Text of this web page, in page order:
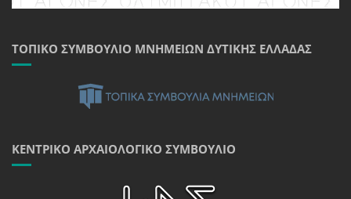
ΤΟΠΙΚΌ ΣΥΜΒΟΎΛΙΟ ΜΝΗΜΕΊΩΝ ΔΥΤΙΚΉΣ ΕΛΛΆΔΑΣ
ΚΕΝΤΡΙΚΌ ΑΡΧΑΙΟΛΟΓΙΚΌ ΣΥΜΒΟΎΛΙΟ